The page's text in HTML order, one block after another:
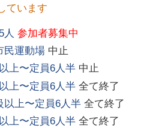
ています
人 参加者募集中
民運動場 中止
上〜定員6人半 中止
上〜定員6人半 全て終了
以上〜定員6人半 全て終了
上〜定員6人半 全て終了